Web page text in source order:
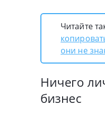
Читайте
они не
Ничего
бизнес